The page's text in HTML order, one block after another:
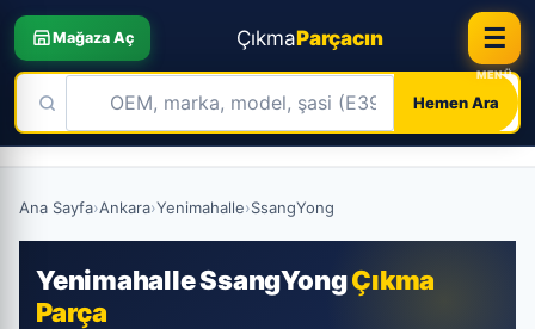
Mağaza Aç ÇıkmaParçacın
Hemen Ara
☰
Ana Sayfa›Ankara›Yenimahalle›SsangYong
Yenimahalle SsangYongÇıkma
Parça